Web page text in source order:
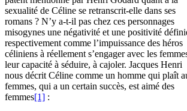
sexualité de Céline se retranscrit-elle dans ses
romans ? N’y a-t-il pas chez ces personnages
misogynes une négativité et une positivité
respectivement comme l’impuissance des héros
céliniens à réellement s’engager avec les
leur capacité à séduire, à cajoler. Jacques Henri
nous décrit Céline comme un homme qui plaît
femmes, qui a un certain succès, est aimé des
femmes[1] :